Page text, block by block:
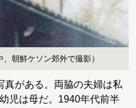
朝鮮ケソン郊外で撮影）
がある。両脇の夫婦は私
児は母だ。1940年代前半